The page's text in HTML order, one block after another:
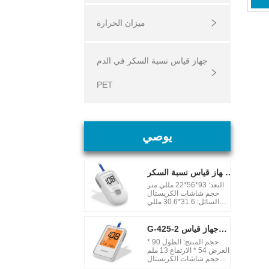
ميزان الحرارة
جهاز قياس نسبة السكر في الدم
PET
يوصي
جهاز قياس نسبة السكر
في الدم G-425-1 البعد: 93*56*22 مللي متر
حجم شاشات الكريستال
السائل: 31.6*30.6 مللي
بطاريات قلوية ذاكرة: 20
مجموعة شهادة: ادارة الاغذية
والعقاقير نطاق القياس : 20
ملجم / ديسيلتر - 600 ملجم
/ ديسيلتر (1.1 ملي مول /
G-425-2 جهاز قياس
نسبة السكر في الدم
حجم المنتج: الطول 90 *
العرض 54 * الارتفاع 13 ملم
حجم شاشات الكريستال